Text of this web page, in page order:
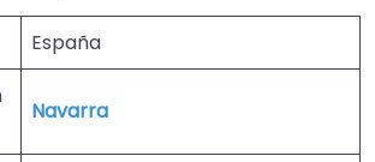
España
Navarra